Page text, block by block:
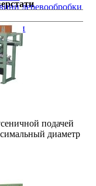
деревообробки
подачей
диаметр